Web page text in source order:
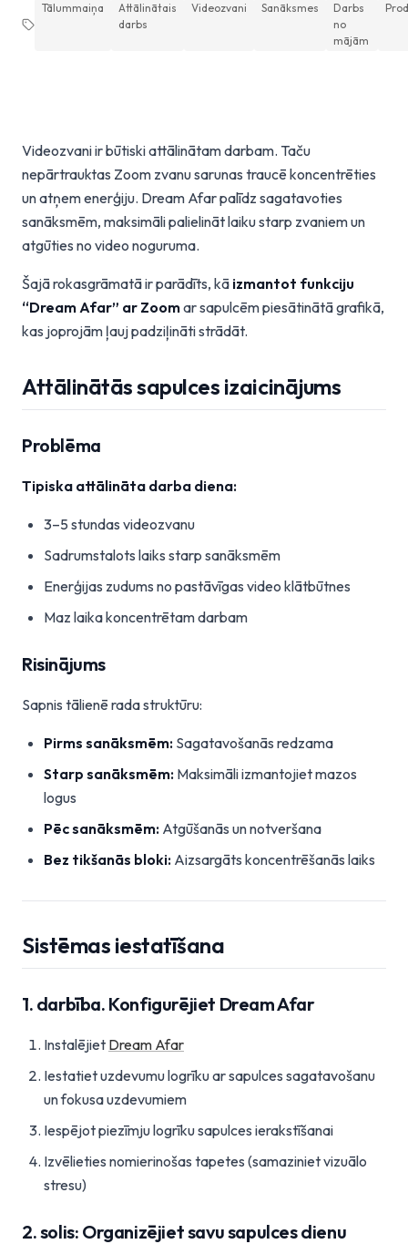
Tālummaiņa
Attālinātais
darbs
Videozvani Sanāksmes
Darbs
no
mājām
Videozvani ir būtiski attālinātam darbam. Taču
nepārtrauktas Zoom zvanu sarunas traucē koncentrēties
un atņem enerģiju. Dream Afar palīdz sagatavoties
sanāksmēm, maksimāli palielināt laiku starp zvaniem un
atgūties no video noguruma.
Šajā rokasgrāmatā ir parādīts, kā izmantot funkciju
“Dream Afar” ar Zoomar sapulcēm piesātinātā grafikā,
kas joprojām ļauj padziļināti strādāt.
Attālinātās sapulces izaicinājums
Problēma
Tipiska attālināta darba diena:
3–5 stundas videozvanu
Sadrumstalots laiks starp sanāksmēm
Enerģijas zudums no pastāvīgas video klātbūtnes
Maz laika koncentrētam darbam
Risinājums
Sapnis tālienē rada struktūru:
Pirms sanāksmēm: Sagatavošanās redzama
Starp sanāksmēm: Maksimāli izmantojiet mazos
logus
Pēc sanāksmēm: Atgūšanās un notveršana
Bez tikšanās bloki: Aizsargāts koncentrēšanās laiks
Sistēmas iestatīšana
1. darbība. Konfigurējiet Dream Afar
Instalējiet Dream Afar
Iestatiet uzdevumu logrīku ar sapulces sagatavošanu
un fokusa uzdevumiem
Iespējot piezīmju logrīku sapulces ierakstīšanai
Izvēlieties nomierinošas tapetes (samaziniet vizuālo
stresu)
2. solis: Organizējiet savu sapulces dienu